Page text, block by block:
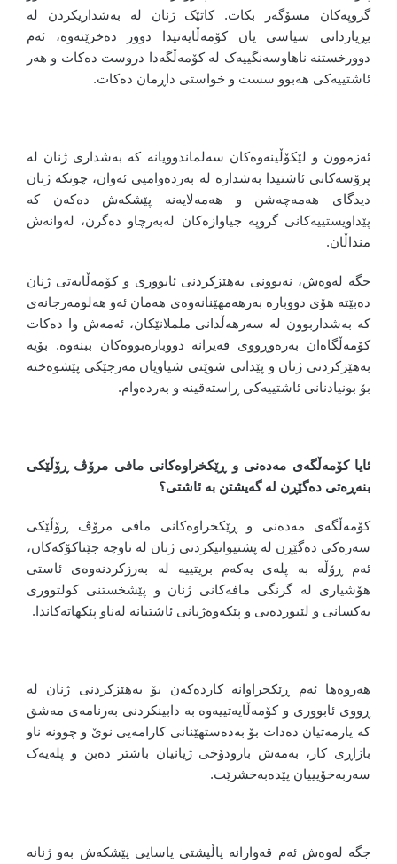
گروپەکان مسۆگەر بکات. کاتێک ژنان لە بەشداریکردن لە
بڕیاردانی سیاسی یان کۆمەڵایەتیدا دوور دەخرێنەوە، ئەم
دوورخستنە ناهاوسەنگییەک لە کۆمەڵگەدا دروست دەکات و هەر
ئاشتییەکی هەبوو سست و خواستی داڕمان دەکات.
ئەزموون و لێکۆڵینەوەکان سەلماندوویانە کە بەشداری ژنان لە
پرۆسەکانی ئاشتیدا بەشدارە لە بەردەوامیی ئەوان، چونکە ژنان
دیدگای هەمەچەشن و هەمەلایەنە پێشکەش دەکەن کە
پێداویستییەکانی گروپە جیاوازەکان لەبەرچاو دەگرن، لەوانەش
منداڵان.
جگە لەوەش، نەبوونی بەهێزکردنی ئابووری و کۆمەڵایەتی ژنان
دەبێتە هۆی دووبارە بەرهەمهێنانەوەی هەمان ئەو هەلومەرجانەی
کە بەشداربوون لە سەرهەڵدانی ململانێکان، ئەمەش وا دەکات
کۆمەڵگاەان بەرەوڕووی قەیرانە دووبارەبووەکان ببنەوە. بۆیە
بەهێزکردنی ژنان و پێدانی شوێنی شیاویان مەرجێکی پێشوەختە
بۆ بونیادنانی ئاشتییەکی ڕاستەقینە و بەردەوام.
ئایا کۆمەڵگەی مەدەنی و ڕێکخراوەکانی مافی مرۆڤ ڕۆڵێکی
بنەڕەتی دەگێڕن لە گەیشتن بە ئاشتی؟
کۆمەڵگەی مەدەنی و ڕێکخراوەکانی مافی مرۆڤ ڕۆڵێکی
سەرەکی دەگێڕن لە پشتیوانیکردنی ژنان لە ناوچە جێناکۆکەکان،
ئەم ڕۆڵە بە پلەی یەکەم بریتییە لە بەرزکردنەوەی ئاستی
هۆشیاری لە گرنگی مافەکانی ژنان و پێشخستنی کولتووری
یەکسانی و لێبوردەیی و پێکەوەژیانی ئاشتیانە لەناو پێکهاتەکاندا.
هەروەها ئەم ڕێکخراوانە کاردەکەن بۆ بەهێزکردنی ژنان لە
ڕووی ئابووری و کۆمەڵایەتییەوە بە دابینکردنی بەرنامەی مەشق
کە یارمەتیان دەدات بۆ بەدەستهێنانی کارامەیی نوێ و چوونە ناو
بازاڕی کار، بەمەش بارودۆخی ژیانیان باشتر دەبن و پلەیەک
سەربەخۆیییان پێدەبەخشرێت.
جگە لەوەش ئەم قەوارانە پاڵپشتی یاسایی پێشکەش بەو ژنانە